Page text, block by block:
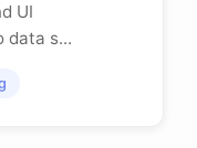
UI
data s...